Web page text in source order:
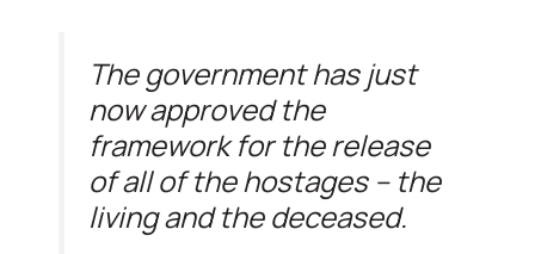
The government has just
now approved the
framework for the release
of all of the hostages – the
living and the deceased.